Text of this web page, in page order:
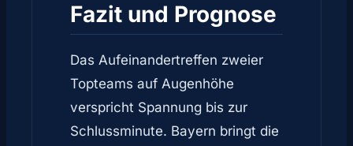
Fazit und Prognose
Das Aufeinandertreffen zweier
Topteams auf Augenhöhe
verspricht Spannung bis zur
Schlussminute. Bayern bringt die